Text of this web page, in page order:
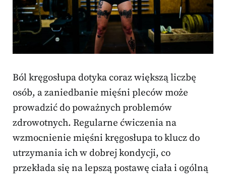
Ból kręgosłupa dotyka coraz większą liczbę
osób, a zaniedbanie mięśni pleców może
prowadzić do poważnych problemów
zdrowotnych. Regularne ćwiczenia na
wzmocnienie mięśni kręgosłupa to klucz do
utrzymania ich w dobrej kondycji, co
przekłada się na lepszą postawę ciała i ogólną